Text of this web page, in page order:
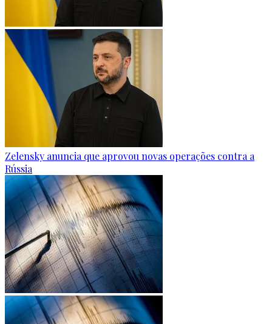
Zelensky anuncia que aprovou novas operações contra a
Rússia